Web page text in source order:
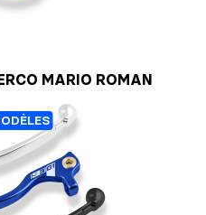
MARIO ROMAN